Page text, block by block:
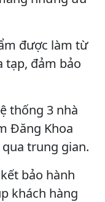
được làm từ
tạp, đảm bảo
thống 3 nhà
Đăng Khoa
trung gian.
bảo hành
khách hàng